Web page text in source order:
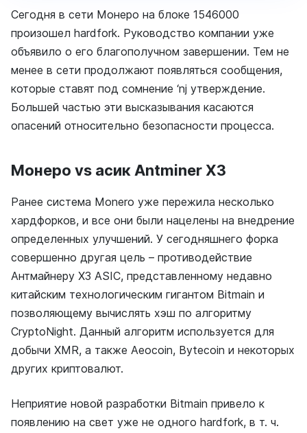
Сегодня в сети Монеро на блоке 1546000
произошел hardfork. Руководство компании уже
объявило о его благополучном завершении. Тем не
менее в сети продолжают появляться сообщения,
которые ставят под сомнение ‘nj утверждение.
Большей частью эти высказывания касаются
опасений относительно безопасности процесса.
Монеро vs асик Antminer Х3
Ранее система Monero уже пережила несколько
хардфорков, и все они были нацелены на внедрение
определенных улучшений. У сегодняшнего форка
совершенно другая цель – противодействие
Антмайнеру Х3 ASIC, представленному недавно
китайским технологическим гигантом Bitmain и
позволяющему вычислять хэш по алгоритму
CryptoNight. Данный алгоритм используется для
добычи XMR, а также Aeocoin, Bytecoin и некоторых
других криптовалют.
Неприятие новой разработки Bitmain привело к
появлению на свет уже не одного hardfork, в т. ч.